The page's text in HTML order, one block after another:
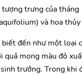
trưng của tháng
và hoa
đến như một loại
quả mọng màu đỏ
trưởng. Trong khi